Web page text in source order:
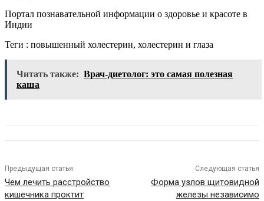
Портал познавательной информации о здоровье и красоте в
Индии
Теги : повышенный холестерин, холестерин и глаза
Читать также: Врач-диетолог: это самая полезная
каша
Предыдущая статья
Чем лечить расстройство
кишечника проктит
Следующая статья
Форма узлов щитовидной
железы независимо